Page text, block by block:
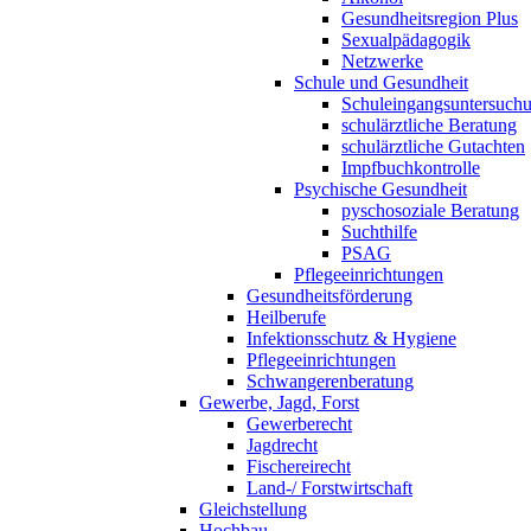
Gesundheitsregion Plus
Sexualpädagogik
Netzwerke
Schule und Gesundheit
schulärztliche Beratung
schulärztliche Gutachten
Impfbuchkontrolle
Psychische Gesundheit
pyschosoziale Beratung
Suchthilfe
PSAG
Pflegeeinrichtungen
Gesundheitsförderung
Heilberufe
Infektionsschutz & Hygiene
Pflegeeinrichtungen
Schwangerenberatung
Gewerbe, Jagd, Forst
Gewerberecht
Jagdrecht
Fischereirecht
Land-/ Forstwirtschaft
Gleichstellung